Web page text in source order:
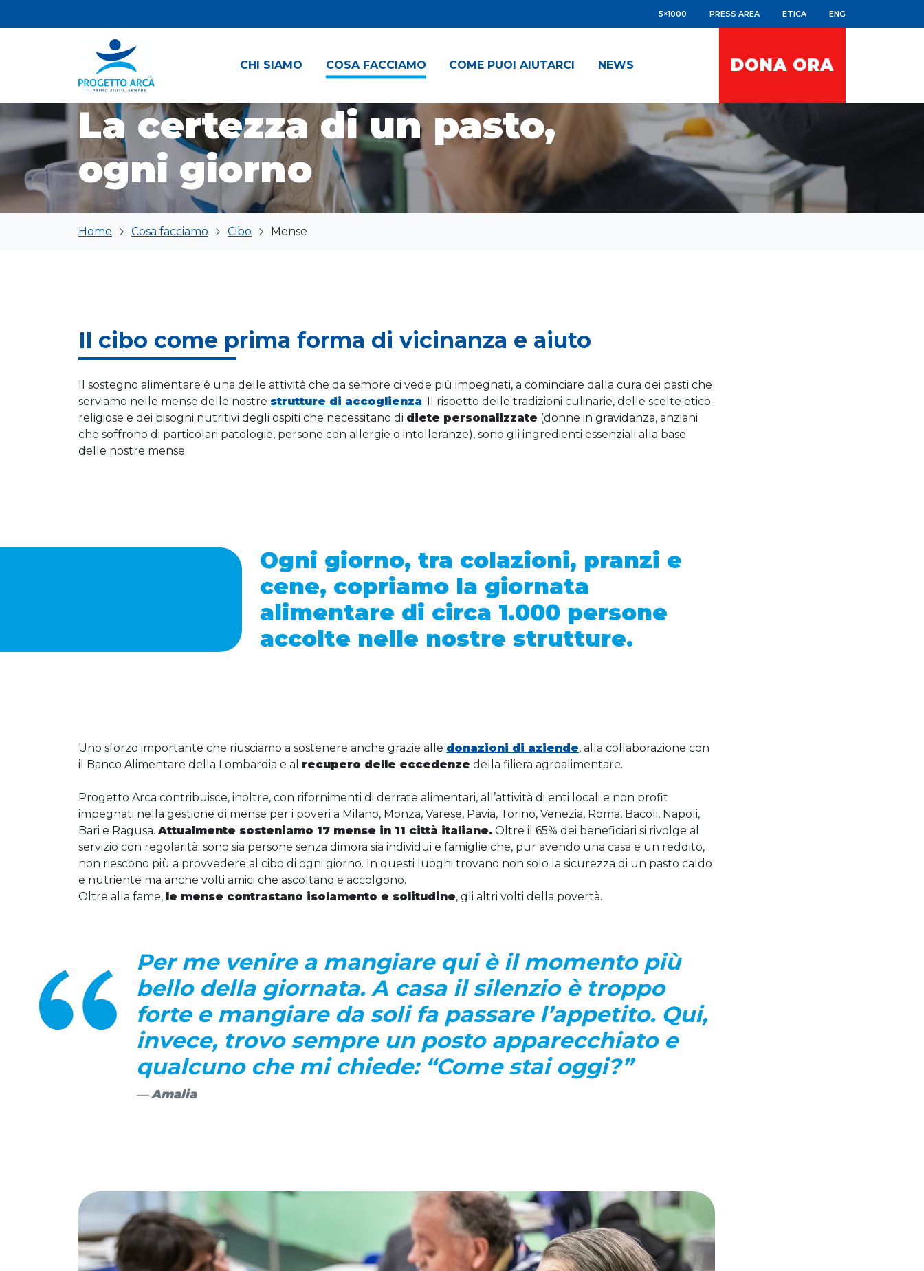
5×1000 PRESS AREA ETICA ENG
Progetto Arca
CHI SIAMO COSA FACCIAMO COME PUOI AIUTARCI NEWS DONA ORA
La certezza di un pasto,
ogni giorno
Home Cosa facciamo Cibo Mense
Il cibo come prima forma di vicinanza e aiuto
Il sostegno alimentare è una delle attività che da sempre ci vede più impegnati, a cominciare dalla cura dei pasti che
serviamo nelle mense delle nostre strutture di accoglienza. Il rispetto delle tradizioni culinarie, delle scelte etico-
religiose e dei bisogni nutritivi degli ospiti che necessitano di diete personalizzate (donne in gravidanza, anziani
che soffrono di particolari patologie, persone con allergie o intolleranze), sono gli ingredienti essenziali alla base
delle nostre mense.
Ogni giorno, tra colazioni, pranzi e
cene, copriamo la giornata
alimentare di circa 1.000 persone
accolte nelle nostre strutture.
Uno sforzo importante che riusciamo a sostenere anche grazie alle donazioni di aziende, alla collaborazione con
il Banco Alimentare della Lombardia e al recupero delle eccedenze della filiera agroalimentare.
Progetto Arca contribuisce, inoltre, con rifornimenti di derrate alimentari, all’attività di enti locali e non profit
impegnati nella gestione di mense per i poveri a Milano, Monza, Varese, Pavia, Torino, Venezia, Roma, Bacoli, Napoli,
Bari e Ragusa. Attualmente sosteniamo 17 mense in 11 città italiane. Oltre il 65% dei beneficiari si rivolge al
servizio con regolarità: sono sia persone senza dimora sia individui e famiglie che, pur avendo una casa e un reddito,
non riescono più a provvedere al cibo di ogni giorno. In questi luoghi trovano non solo la sicurezza di un pasto caldo
e nutriente ma anche volti amici che ascoltano e accolgono.
Oltre alla fame, le mense contrastano isolamento e solitudine, gli altri volti della povertà.
Per me venire a mangiare qui è il momento più
bello della giornata. A casa il silenzio è troppo
forte e mangiare da soli fa passare l’appetito. Qui,
invece, trovo sempre un posto apparecchiato e
qualcuno che mi chiede: “Come stai oggi?”
Amalia